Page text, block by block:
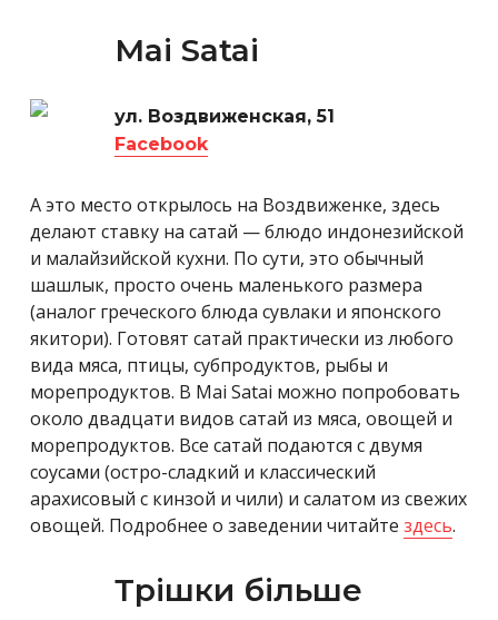
Mai Satai
ул. Воздвиженская, 51
Facebook
А это место открылось на Воздвиженке, здесь
делают ставку на сатай — блюдо индонезийской
и малайзийской кухни. По сути, это обычный
шашлык, просто очень маленького размера
(аналог греческого блюда сувлаки и японского
якитори). Готовят сатай практически из любого
вида мяса, птицы, субпродуктов, рыбы и
морепродуктов. В Mai Satai можно попробовать
около двадцати видов сатай из мяса, овощей и
морепродуктов. Все сатай подаются с двумя
соусами (остро-сладкий и классический
арахисовый с кинзой и чили) и салатом из свежих
овощей. Подробнее о заведении читайте здесь.
Трішки більше